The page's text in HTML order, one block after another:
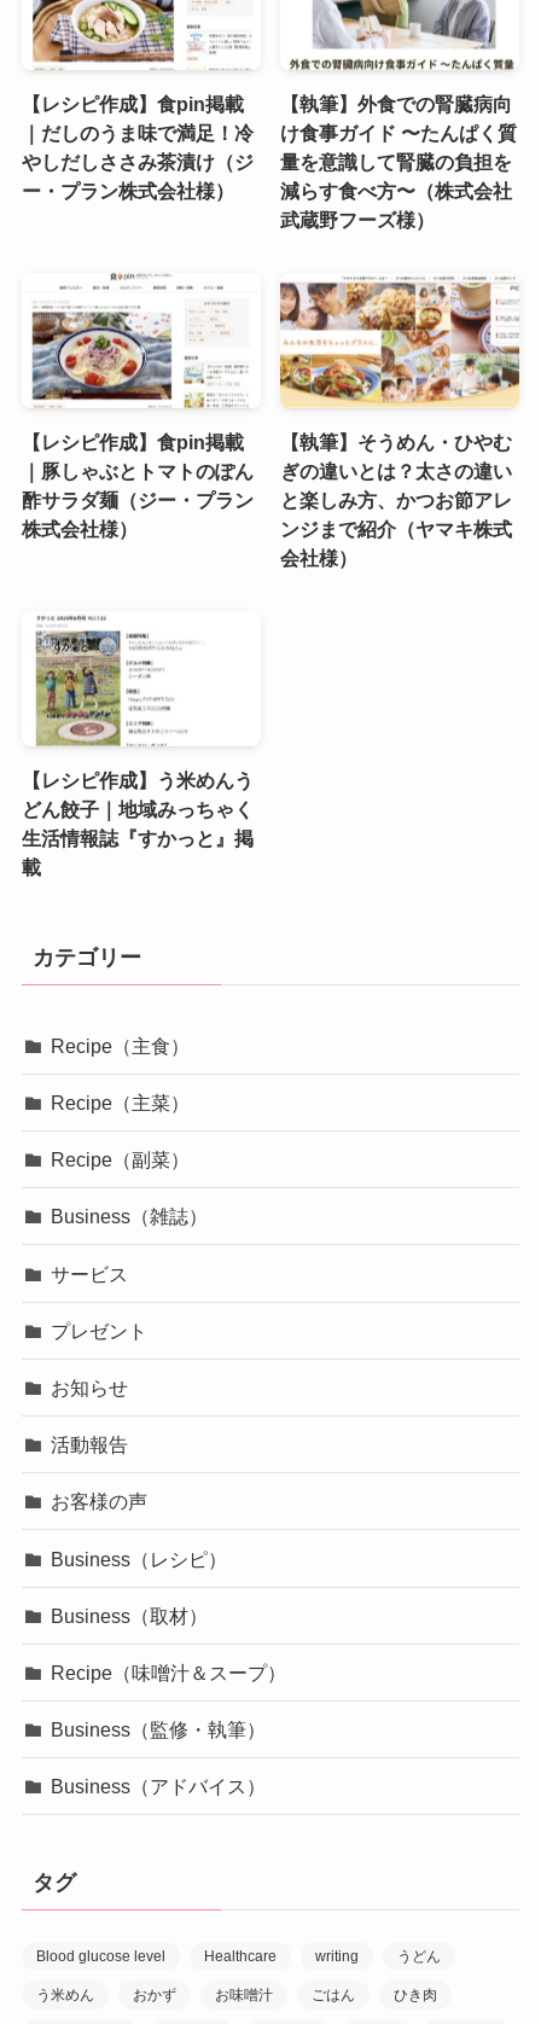
【レシピ作成】食pin掲載
｜だしのうま味で満足！冷
やしだしささみ茶漬け（ジ
ー・プラン株式会社様）
【執筆】外食での腎臓病向
け食事ガイド 〜たんぱく質
量を意識して腎臓の負担を
減らす食べ方〜（株式会社
武蔵野フーズ様）
【レシピ作成】食pin掲載
｜豚しゃぶとトマトのぽん
酢サラダ麺（ジー・プラン
株式会社様）
【執筆】そうめん・ひやむ
ぎの違いとは？太さの違い
と楽しみ方、かつお節アレ
ンジまで紹介（ヤマキ株式
会社様）
【レシピ作成】う米めんう
どん餃子｜地域みっちゃく
生活情報誌『すかっと』掲
載
カテゴリー
Recipe（主食）
Recipe（主菜）
Recipe（副菜）
Business（雑誌）
サービス
プレゼント
お知らせ
活動報告
お客様の声
Business（レシピ）
Business（取材）
Recipe（味噌汁＆スープ）
Business（監修・執筆）
Business（アドバイス）
タグ
Blood glucose level Healthcare writing うどん
う米めん おかず お味噌汁 ごはん ひき肉